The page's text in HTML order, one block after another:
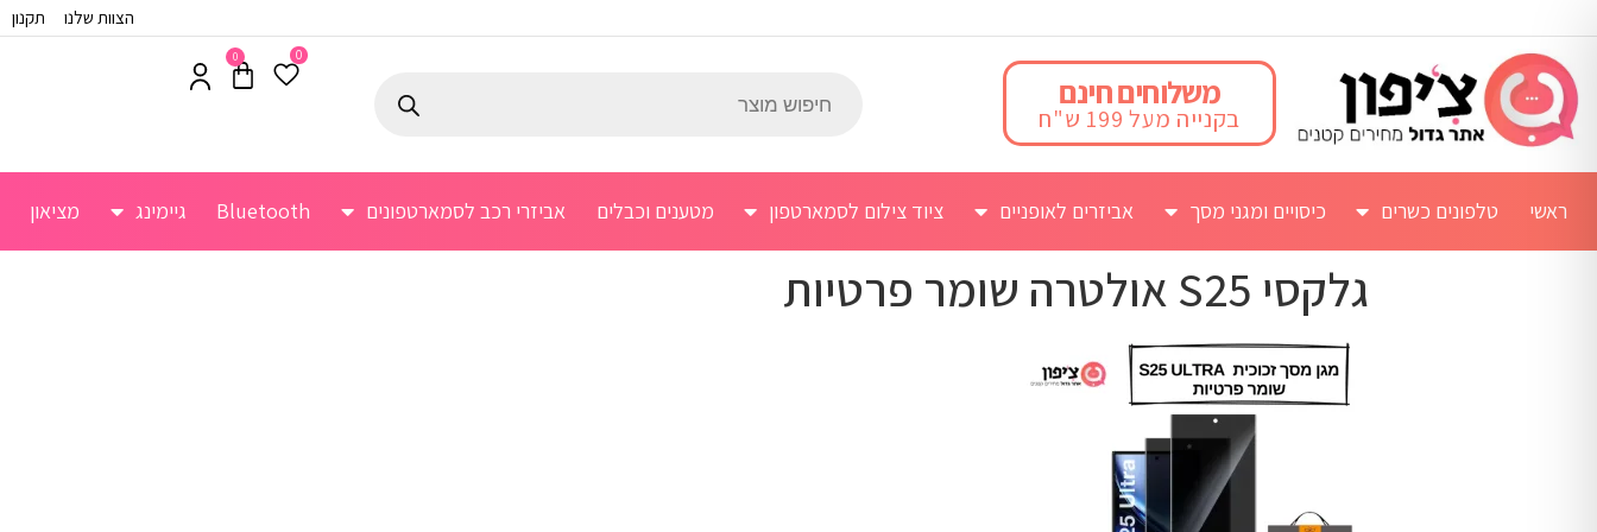
הצוות שלנו תקנון
משלוחים חינם
בקנייה מעל 199 ש"ח
0
0
ראשי טלפונים כשרים כיסויים ומגני מסך אביזרים לאופניים ציוד צילום לסמארטפון מטענים וכבלים אביזרי רכב לסמארטפונים Bluetooth גיימינג מציאון
גלקסי S25 אולטרה שומר פרטיות